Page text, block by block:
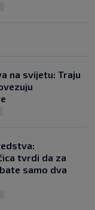
na svijetu: Traju
tvrdi da za
samo dva